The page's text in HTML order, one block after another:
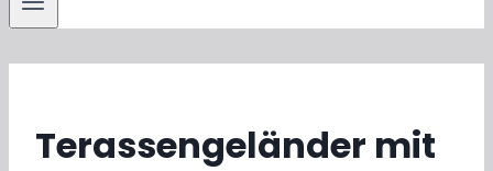
Terassengeländer mit